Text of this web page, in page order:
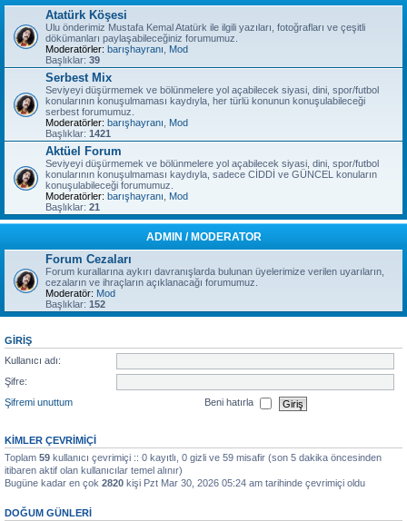
Atatürk Köşesi
Ulu önderimiz Mustafa Kemal Atatürk ile ilgili yazıları, fotoğrafları ve çeşitli
dökümanları paylaşabileceğiniz forumumuz.
Moderatörler: barışhayranı
Mod
Başlıklar: 39
Serbest Mix
Seviyeyi düşürmemek ve bölünmelere yol açabilecek siyasi, dini, spor/futbol
konularının konuşulmaması kaydıyla, her türlü konunun konuşulabileceği
serbest forumumuz.
Moderatörler: barışhayranı
Mod
Başlıklar: 1421
Aktüel Forum
Seviyeyi düşürmemek ve bölünmelere yol açabilecek siyasi, dini, spor/futbol
konularının konuşulmaması kaydıyla, sadece CİDDİ ve GÜNCEL konuların
konuşulabileceği forumumuz.
Moderatörler: barışhayranı
Mod
Başlıklar: 21
ADMIN / MODERATOR
Forum Cezaları
Forum kurallarına aykırı davranışlarda bulunan üyelerimize verilen uyarıların,
cezaların ve ihraçların açıklanacağı forumumuz.
Moderatör: Mod
Başlıklar: 152
GIRIŞ
Kullanıcı adı:
Şifre:
Şifremi unuttum
Beni hatırla
KIMLER ÇEVRIMIÇI
Toplam 59 kullanıcı çevrimiçi :: 0 kayıtlı, 0 gizli ve 59 misafir (son 5 dakika öncesinden
itibaren aktif olan kullanıcılar temel alınır)
Bugüne kadar en çok 2820 kişi Pzt Mar 30, 2026 05:24 am tarihinde çevrimiçi oldu
DOĞUM GÜNLERI